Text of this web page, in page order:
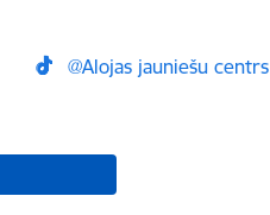
@Alojas jauniešu centrs